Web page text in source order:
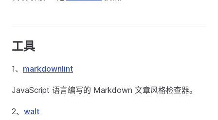
工具
1、 markdownlint
JavaScript 语言编写的 Markdown 文章风格检查器。
2、 walt